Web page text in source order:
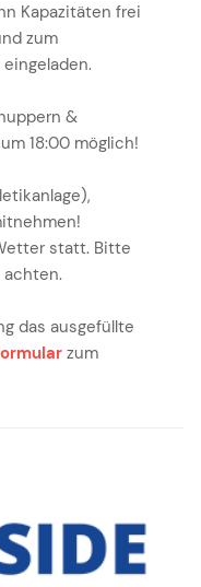
Kapazitäten frei
zum
&
18:00 möglich!
statt. Bitte
achten.
das ausgefüllte
zum